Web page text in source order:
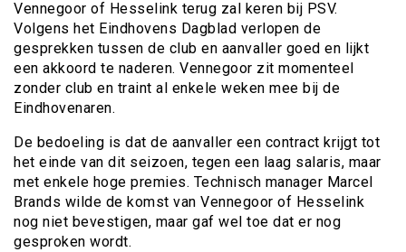
Vennegoor of Hesselink terug zal keren bij PSV.
Volgens het Eindhovens Dagblad verlopen de
gesprekken tussen de club en aanvaller goed en lijkt
een akkoord te naderen. Vennegoor zit momenteel
zonder club en traint al enkele weken mee bij de
Eindhovenaren.
De bedoeling is dat de aanvaller een contract krijgt tot
het einde van dit seizoen, tegen een laag salaris, maar
met enkele hoge premies. Technisch manager Marcel
Brands wilde de komst van Vennegoor of Hesselink
nog niet bevestigen, maar gaf wel toe dat er nog
gesproken wordt.